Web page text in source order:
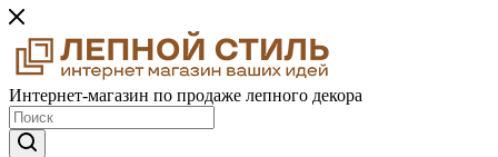
Интернет-магазин по продаже лепного декора